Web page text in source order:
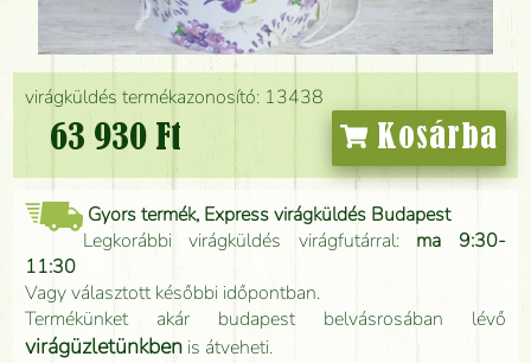
virágküldés termékazonosító: 13438
63 930 Ft Kosárba
Gyors termék, Express virágküldés Budapest
Legkorábbi virágküldés virágfutárral: ma 9:30-
11:30
Vagy választott későbbi időpontban.
Termékünket akár budapest belvásrosában lévő
virágüzletünkben is átveheti.